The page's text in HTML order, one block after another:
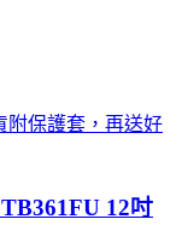
附保護套，再送好
12吋